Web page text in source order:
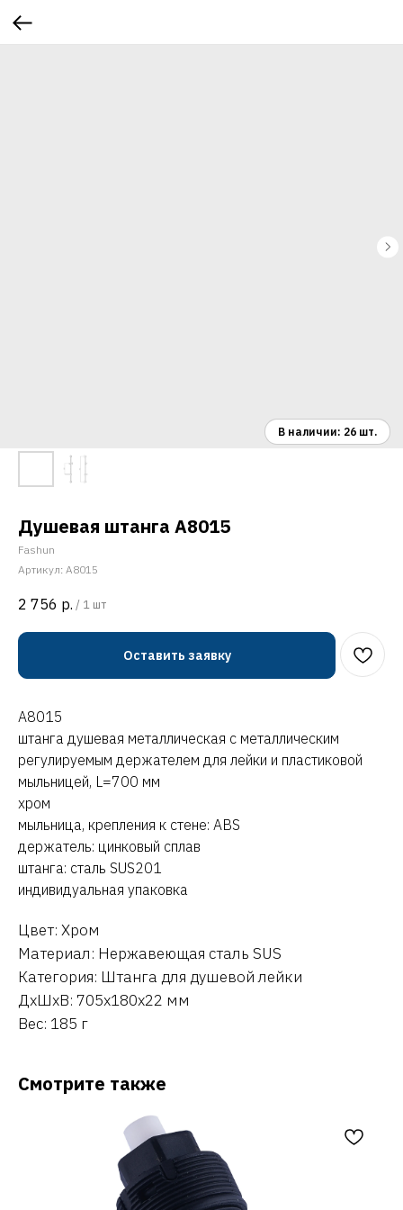
Душевая штанга A8015
Fashun
Артикул: A8015
2 756 р. / 1 шт
Оставить заявку
A8015
штанга душевая металлическая с металлическим
регулируемым держателем для лейки и пластиковой
мыльницей, L=700 мм
хром
мыльница, крепления к стене: ABS
держатель: цинковый сплав
штанга: сталь SUS201
индивидуальная упаковка
Цвет: Хром
Материал: Нержавеющая сталь SUS
Категория: Штанга для душевой лейки
ДxШxВ: 705x180x22 мм
Вес: 185 г
Смотрите также